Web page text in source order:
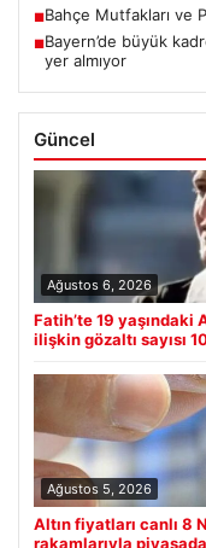
■Bahçe Mutfakları ve
■Bayern’de büyük
yer almıyor
Güncel
Ağustos 6, 2026
Fatih’te 19 yaşındaki
ilişkin gözaltı sayısı
Ağustos 5, 2026
Altın fiyatları canlı 8
rakamlarıyla